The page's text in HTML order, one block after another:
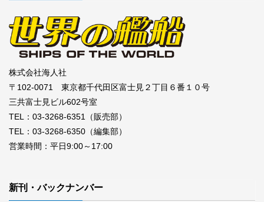
株式会社海人社
〒102-0071 東京都千代田区富士見２丁目６番１０号
三共富士見ビル602号室
TEL：03-3268-6351（販売部）
TEL：03-3268-6350（編集部）
営業時間：平日9:00～17:00
新刊・バックナンバー